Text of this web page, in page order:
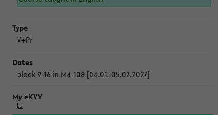
V+Pr
block 9-16 in M4-108 [04.01.-05.02.2027]